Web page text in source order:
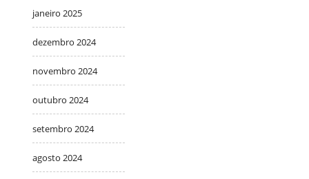
janeiro 2025
dezembro 2024
novembro 2024
outubro 2024
setembro 2024
agosto 2024